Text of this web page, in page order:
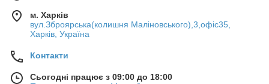
м. Харків
вул.Зброярська(колишня Маліновського),3,офіс35,
Харків, Україна
Контакти
Сьогодні працює з 09:00 до 18:00